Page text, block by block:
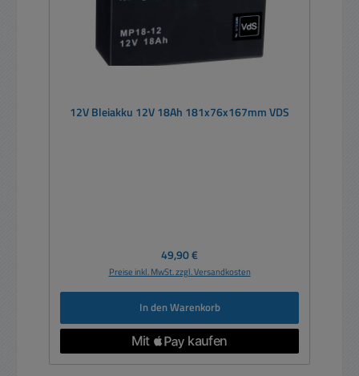
12V Bleiakku 12V 18Ah 181x76x167mm VDS
Regulärer Preis:
49,90 €
Preise inkl. MwSt. zzgl. Versandkosten
In den Warenkorb